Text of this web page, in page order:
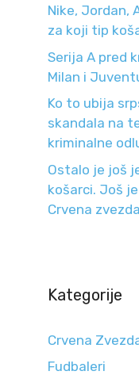
Nike, Jordan,
za koji tip
Serija A pred
Milan i
Ko to ubija
skandala na
kriminalne
Ostalo je još
košarci. Još
Crvena
Kategorije
Crvena
Fudbaleri